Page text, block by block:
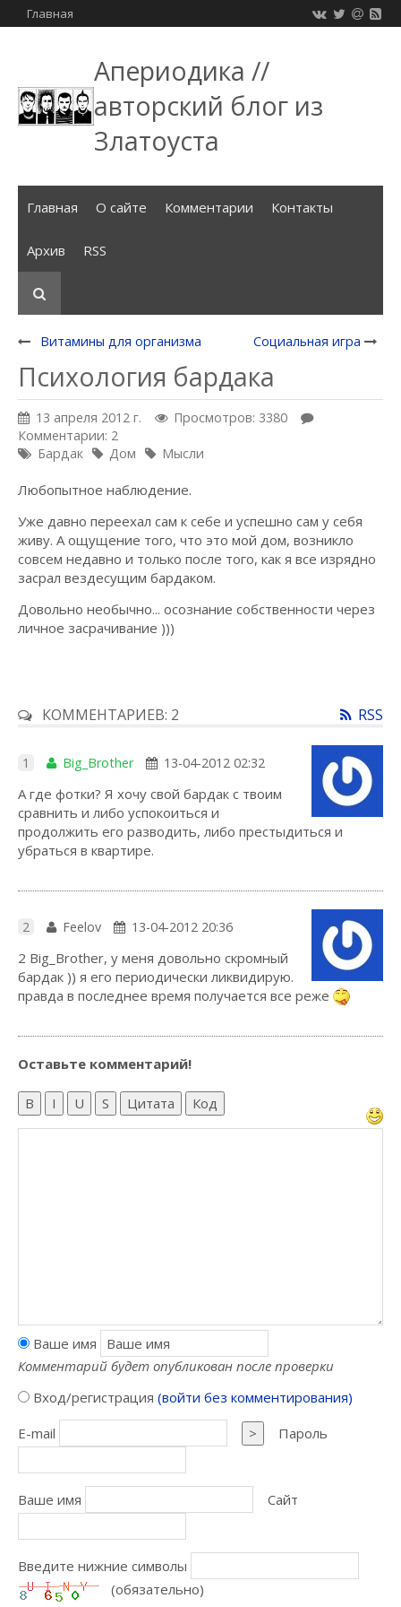
Главная
Апериодика //
авторский блог из
Златоуста
Главная О сайте Комментарии Контакты
Архив RSS
Витамины для организма Социальная игра
Психология бардака
13 апреля 2012 г.
Просмотров: 3380
Комментарии: 2
Бардак
Дом Мысли
Любопытное наблюдение.
Уже давно переехал сам к себе и успешно сам у себя
живу. А ощущение того, что это мой дом, возникло
совсем недавно и только после того, как я все изрядно
засрал вездесущим бардаком.
Довольно необычно... осознание собственности через
личное засрачивание )))
КОММЕНТАРИЕВ: 2 RSS
1 Big_Brother 13-04-2012 02:32
А где фотки? Я хочу свой бардак с твоим
сравнить и либо успокоиться и
продолжить его разводить, либо престыдиться и
убраться в квартире.
2 Feelov 13-04-2012 20:36
2 Big_Brother, у меня довольно скромный
бардак )) я его периодически ликвидирую.
правда в последнее время получается все реже
Оставьте комментарий!
B I U S Цитата Код
Ваше имя
Комментарий будет опубликован после проверки
Вход/регистрация (войти без комментирования)
E-mail
> Пароль
Ваше имя Сайт
Введите нижние символы
(обязательно)